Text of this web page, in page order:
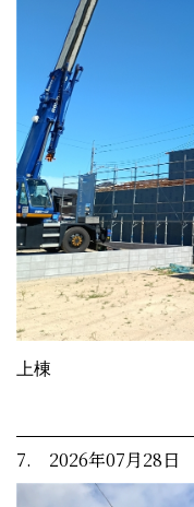
上棟
7. 2026年07月28日